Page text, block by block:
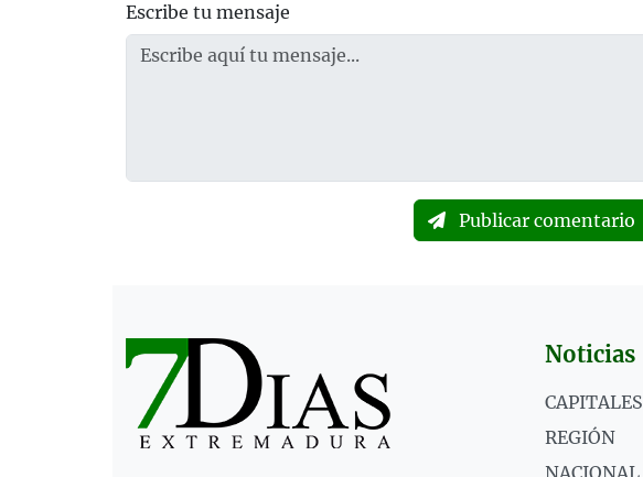
Escribe tu mensaje
Publicar comentario
Noticias
CAPITALES
REGIÓN